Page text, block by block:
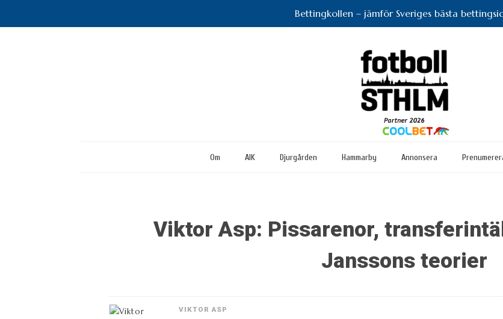
Bettingkollen – jämför Sveriges bästa
Om AIK Djurgården Hammarby Annonsera
Viktor Asp: Pissarenor,
Janssons teorier
VIKTOR ASP